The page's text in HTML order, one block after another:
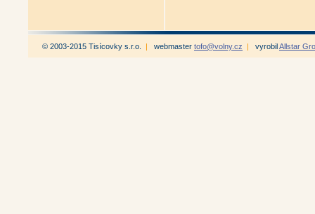
© 2003-2015 Tisícovky s.r.o. | webmaster tofo@volny.cz | vyrobilAllstar